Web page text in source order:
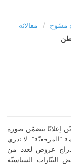
مسّوح / مقالاته
إعلانًا يتضمّن صورة
“المرجعيّة”. لا ندري
عروض لعدد من
التيّارات السياسيّة